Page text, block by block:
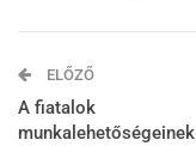
ELŐZŐ
A fiatalok
munkalehetőségeinek